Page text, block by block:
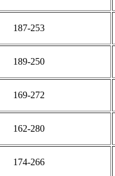
187-253
189-250
169-272
162-280
174-266